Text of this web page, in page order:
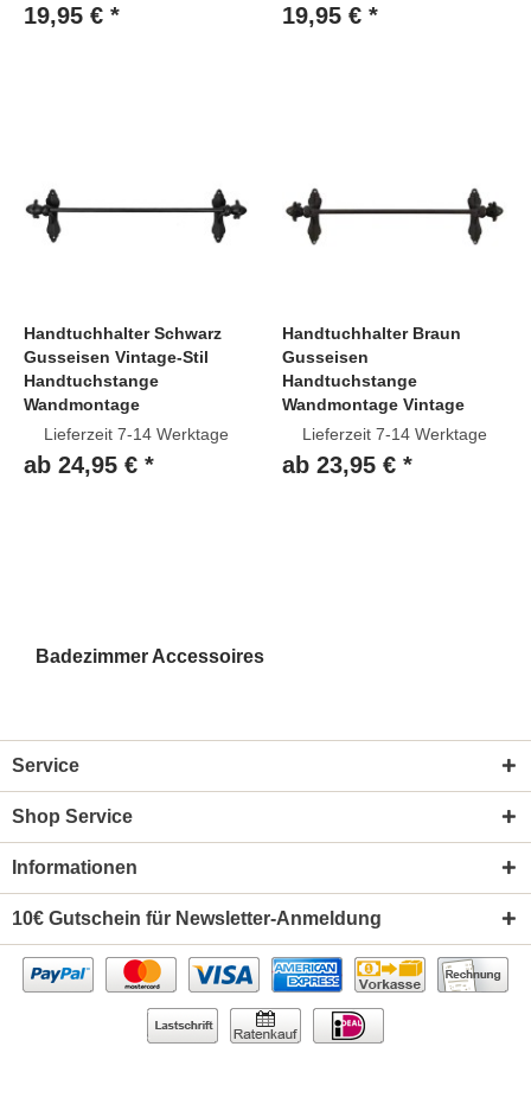
Badezimmer Accessoires
19,95 € * 19,95 € *
Handtuchhalter Schwarz
Gusseisen Vintage-Stil
Handtuchstange
Wandmontage
Lieferzeit 7-14 Werktage
ab 24,95 € *
Handtuchhalter Braun
Gusseisen
Handtuchstange
Wandmontage Vintage
Lieferzeit 7-14 Werktage
ab 23,95 € *
Service
Shop Service
Informationen
10€ Gutschein für Newsletter-Anmeldung